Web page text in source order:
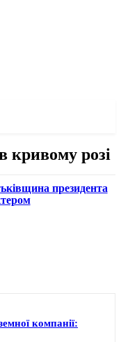
кривому розі
президента
компанії: